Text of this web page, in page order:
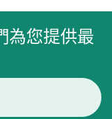
為您提供最